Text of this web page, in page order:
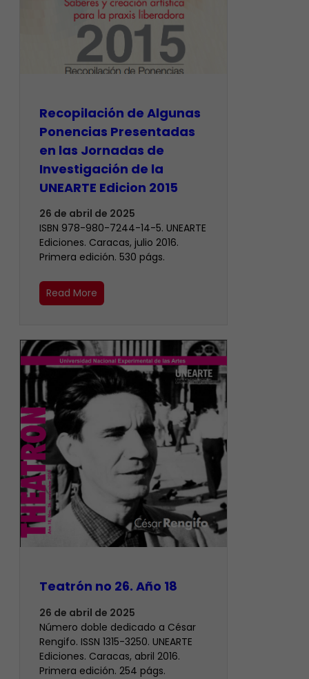
Recopilación de Algunas
Ponencias Presentadas
en las Jornadas de
Investigación de la
UNEARTE Edicion 2015
26 de abril de 2025
ISBN 978-980-7244-14-5. UNEARTE
Ediciones. Caracas, julio 2016.
Primera edición. 530 págs.
Read More
Teatrón no 26. Año 18
26 de abril de 2025
Número doble dedicado a César
Rengifo. ISSN 1315-3250. UNEARTE
Ediciones. Caracas, abril 2016.
Primera edición. 254 págs.